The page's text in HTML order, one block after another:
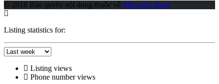
© 2018 Bản quyền nội dung thuộc về Mercedes Benz
Listing statistics for:
Listing views
Phone number views